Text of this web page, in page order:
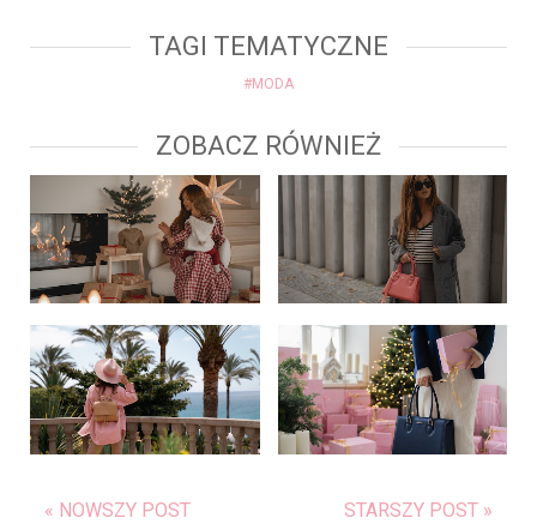
TAGI TEMATYCZNE
#MODA
ZOBACZ RÓWNIEŻ
« NOWSZY POST STARSZY POST »